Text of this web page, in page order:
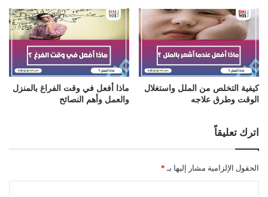
كيفية التخلص من الملل واستغلال
الوقت وطرق علاجه
ماذا أفعل في وقت الفراغ بالمنزل
والعمل وأهم النصائح
اترك تعليقاً
الحقول الإلزامية مشار إليها بـ *